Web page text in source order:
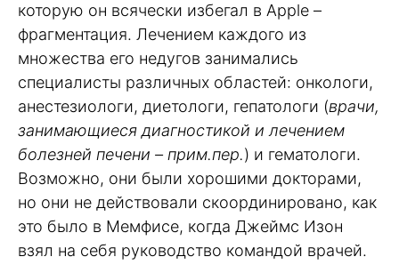
которую он всячески избегал в Apple –
фрагментация. Лечением каждого из
множества его недугов занимались
специалисты различных областей: онкологи,
анестезиологи, диетологи, гепатологи (врачи,
занимающиеся диагностикой и лечением
болезней печени – прим.пер.) и гематологи.
Возможно, они были хорошими докторами,
но они не действовали скоординировано, как
это было в Мемфисе, когда Джеймс Изон
взял на себя руководство командой врачей.